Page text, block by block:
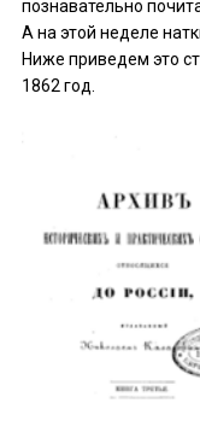
познавательно
А на этой неделе
Ниже приведем это
1862 год.